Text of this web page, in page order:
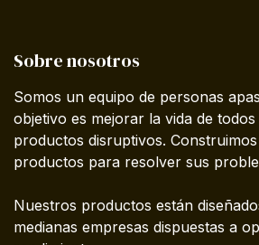
Sobre nosotros
Somos un equipo de personas
objetivo es mejorar la vida de
productos disruptivos.
productos para resolver sus
Nuestros productos están
medianas empresas dispuestas a